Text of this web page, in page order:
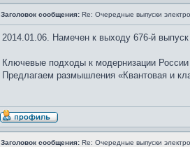
Заголовок сообщения: Re: Очередные выпуски
2014.01.06. Намечен к выходу 676-й
Ключевые подходы к модернизации
Предлагаем размышления «Квантовая и
Заголовок сообщения: Re: Очередные выпуски